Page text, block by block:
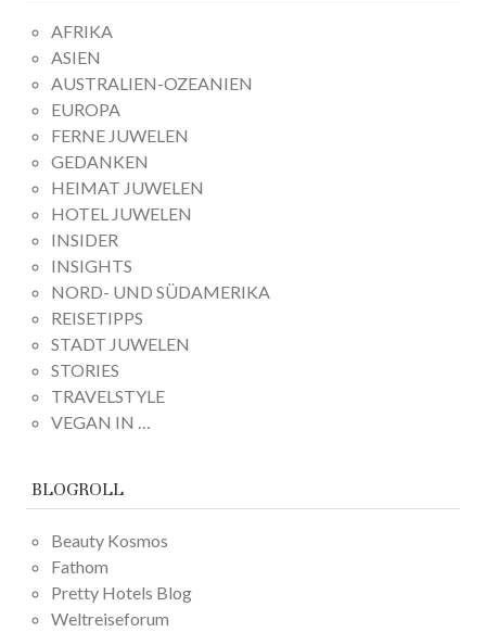
AFRIKA
ASIEN
AUSTRALIEN-OZEANIEN
EUROPA
FERNE JUWELEN
GEDANKEN
HEIMAT JUWELEN
HOTEL JUWELEN
INSIDER
INSIGHTS
NORD- UND SÜDAMERIKA
REISETIPPS
STADT JUWELEN
STORIES
TRAVELSTYLE
VEGAN IN …
BLOGROLL
Beauty Kosmos
Fathom
Pretty Hotels Blog
Weltreiseforum